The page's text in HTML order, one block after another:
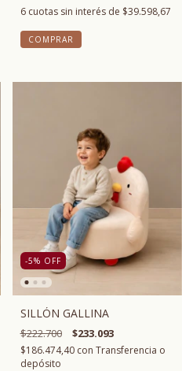
6 cuotas sin interés de $39.598,67
-5% OFF
SILLÓN GALLINA
$222.700 $233.093
$186.474,40 con Transferencia o
depósito